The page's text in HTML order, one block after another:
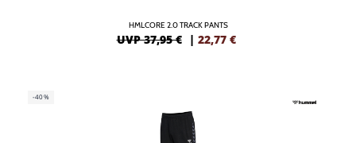
HMLCORE 2.0 TRACK PANTS
UVP 37,95 € | 22,77 €
-40%